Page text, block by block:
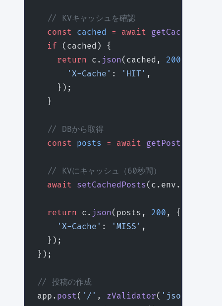
  // KVキャッシュを確認
  const
cached = await getCachedPosts
  if
(cached) {
    return
c. json(cached, 200
      'X-Cache'
: 'HIT' ,
    });
  }
  // DBから取得
  const
posts = await getPostsFromDB
  // KVにキャッシュ（60秒間）
  await
setCachedPosts(c.env.
  return
c. json(posts, 200 , {
    'X-Cache'
: 'MISS' ,
  });
});
// 投稿の作成
app. post( '/' , zValidator( 'json'